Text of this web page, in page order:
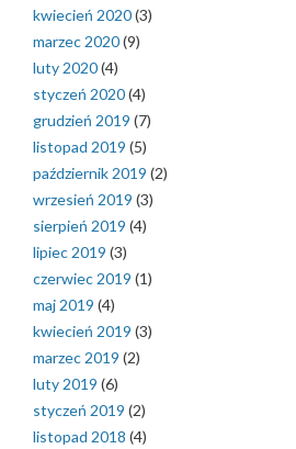
kwiecień 2020(3)
marzec 2020(9)
luty 2020(4)
styczeń 2020(4)
grudzień 2019 (7)
listopad 2019 (5)
październik 2019 (2)
wrzesień 2019 (3)
sierpień 2019 (4)
lipiec 2019 (3)
czerwiec 2019 (1)
maj 2019 (4)
kwiecień 2019 (3)
marzec 2019 (2)
luty 2019 (6)
styczeń 2019 (2)
listopad 2018 (4)